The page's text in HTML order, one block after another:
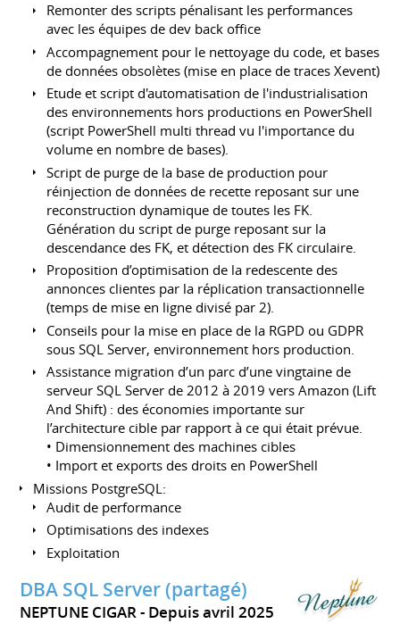
Remonter des scripts pénalisant les performances
avec les équipes de dev back office
Accompagnement pour le nettoyage du code, et bases
de données obsolètes (mise en place de traces Xevent)
Etude et script d'automatisation de l'industrialisation
des environnements hors productions en PowerShell
(script PowerShell multi thread vu l'importance du
volume en nombre de bases).
Script de purge de la base de production pour
réinjection de données de recette reposant sur une
reconstruction dynamique de toutes les FK.
Génération du script de purge reposant sur la
descendance des FK, et détection des FK circulaire.
Proposition d’optimisation de la redescente des
annonces clientes par la réplication transactionnelle
(temps de mise en ligne divisé par 2).
Conseils pour la mise en place de la RGPD ou GDPR
sous SQL Server, environnement hors production.
Assistance migration d’un parc d’une vingtaine de
serveur SQL Server de 2012 à 2019 vers Amazon (Lift
And Shift) : des économies importante sur
l’architecture cible par rapport à ce qui était prévue.
• Dimensionnement des machines cibles
• Import et exports des droits en PowerShell
Missions PostgreSQL:
Audit de performance
Optimisations des indexes
Exploitation
DBA SQL Server (partagé)
NEPTUNE CIGAR Depuis avril 2025